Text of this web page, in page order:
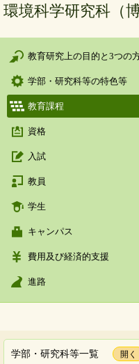
環境科学研究科（
教育研究上の目的と3つの
学部・研究科等の特色等
教育課程
資格
入試
教員
学生
キャンパス
費用及び経済的支援
進路
学部・研究科等一覧